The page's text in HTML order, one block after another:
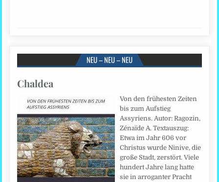
NEU – NEU – NEU
Chaldea
Von den frühesten Zeiten
bis zum Aufstieg
Assyriens. Autor: Ragozin,
Zénaïde A. Textauszug:
Etwa im Jahr 606 vor
Christus wurde Ninive, die
große Stadt, zerstört. Viele
hundert Jahre lang hatte
sie in arroganter Pracht